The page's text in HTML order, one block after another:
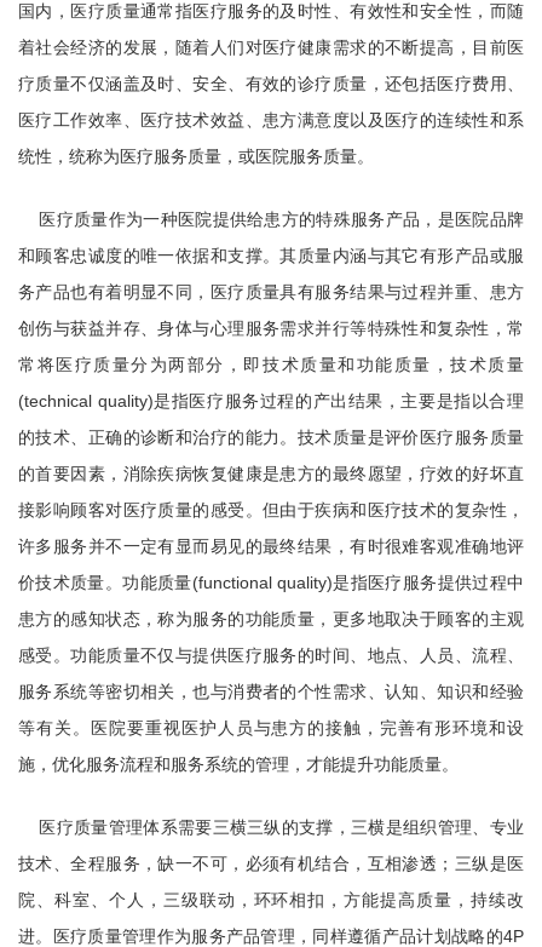
国内，医疗质量通常指医疗服务的及时性、有效性和安全性，而随
着社会经济的发展，随着人们对医疗健康需求的不断提高，目前医
疗质量不仅涵盖及时、安全、有效的诊疗质量，还包括医疗费用、
医疗工作效率、医疗技术效益、患方满意度以及医疗的连续性和系
统性，统称为医疗服务质量，或医院服务质量。
医疗质量作为一种医院提供给患方的特殊服务产品，是医院品牌
和顾客忠诚度的唯一依据和支撑。其质量内涵与其它有形产品或服
务产品也有着明显不同，医疗质量具有服务结果与过程并重、患方
创伤与获益并存、身体与心理服务需求并行等特殊性和复杂性，常
常将医疗质量分为两部分，即技术质量和功能质量，技术质量
(technical quality)是指医疗服务过程的产出结果，主要是指以合理
的技术、正确的诊断和治疗的能力。技术质量是评价医疗服务质量
的首要因素，消除疾病恢复健康是患方的最终愿望，疗效的好坏直
接影响顾客对医疗质量的感受。但由于疾病和医疗技术的复杂性，
许多服务并不一定有显而易见的最终结果，有时很难客观准确地评
价技术质量。功能质量(functional quality)是指医疗服务提供过程中
患方的感知状态，称为服务的功能质量，更多地取决于顾客的主观
感受。功能质量不仅与提供医疗服务的时间、地点、人员、流程、
服务系统等密切相关，也与消费者的个性需求、认知、知识和经验
等有关。医院要重视医护人员与患方的接触，完善有形环境和设
施，优化服务流程和服务系统的管理，才能提升功能质量。
医疗质量管理体系需要三横三纵的支撑，三横是组织管理、专业
技术、全程服务，缺一不可，必须有机结合，互相渗透；三纵是医
院、科室、个人，三级联动，环环相扣，方能提高质量，持续改
进。医疗质量管理作为服务产品管理，同样遵循产品计划战略的4P